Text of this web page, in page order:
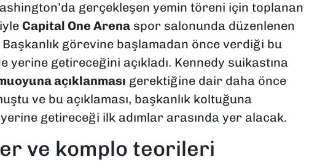
gerçekleşen yemin töreni için toplanan
Capital One Arenaspor salonunda düzenlenen
görevine başlamadan önce verdiği bu
yerine getireceğini açıkladı. Kennedy suikastına
açıklanması gerektiğine dair daha önce
ve bu açıklaması, başkanlık koltuğuna
getireceği ilk adımlar arasında yer alacak.
ve komplo teorileri